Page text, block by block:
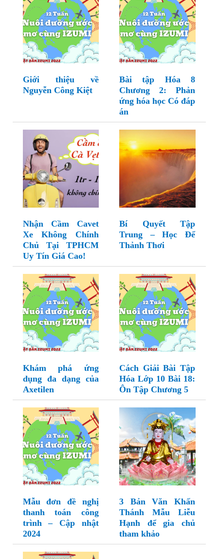
Giới thiệu về
Nguyễn Công Kiệt
Bài tập Hóa 8
Chương 2: Phản
ứng hóa học Có đáp
án
Nhận Cầm Cavet
Xe Không Chính
Chủ Tại TPHCM
Uy Tín Giá Cao!
Bí Quyết Tập
Trung – Học Để
Thảnh Thơi
Khám phá ứng
dụng đa dạng của
Axetilen
Cách Giải Bài Tập
Hóa Lớp 10 Bài 18:
Ôn Tập Chương 5
Mẫu đơn đề nghị
thanh toán công
trình – Cập nhật
2024
3 Bản Văn Khấn
Thánh Mẫu Liễu
Hạnh để gia chủ
tham khảo